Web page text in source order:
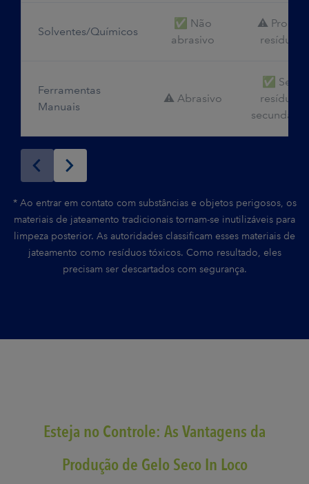
Solventes/Químicos
✅ Não
abrasivo
⚠️ Produz
resíduos
Ferramentas
Manuais
⚠️ Abrasivo
✅ Sem
resíduos
* Ao entrar em contato com substâncias e objetos perigosos, os
materiais de jateamento tradicionais tornam-se inutilizáveis para
limpeza posterior. As autoridades classificam esses materiais de
jateamento como resíduos tóxicos. Como resultado, eles
precisam ser descartados com segurança.
Esteja no Controle: As Vantagens da
Produção de Gelo Seco In Loco